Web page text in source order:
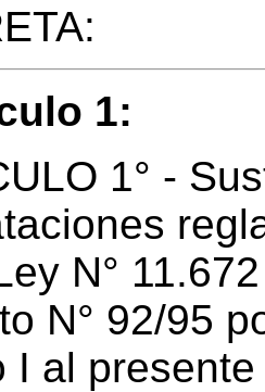
1:
1° -
N°
N° 92/95
I al